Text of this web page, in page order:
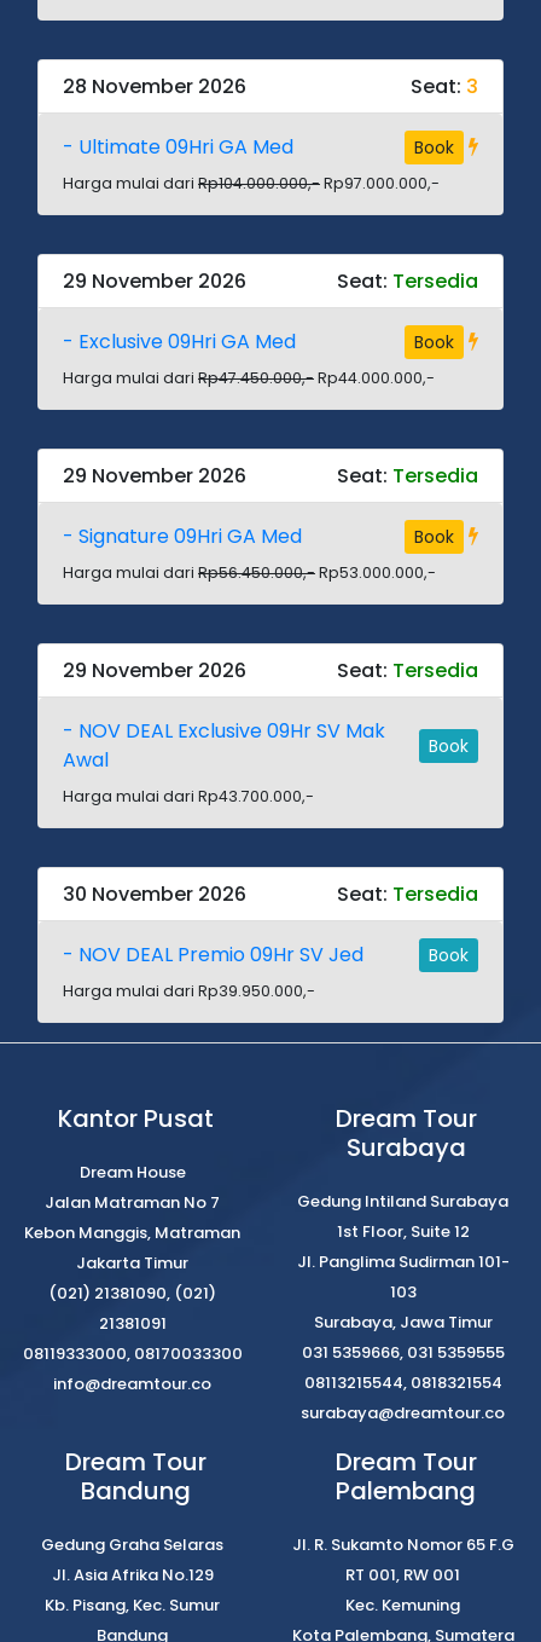
28 November 2026 Seat: 3
- Ultimate 09Hri GA Med Book
Harga mulai dari Rp104.000.000,-Rp97.000.000,-
29 November 2026 Seat: Tersedia
- Exclusive 09Hri GA Med Book
Harga mulai dari Rp47.450.000,-Rp44.000.000,-
29 November 2026 Seat: Tersedia
- Signature 09Hri GA Med Book
Harga mulai dari Rp56.450.000,-Rp53.000.000,-
29 November 2026 Seat: Tersedia
- NOV DEAL Exclusive 09Hr SV Mak
Awal
Book
Harga mulai dari Rp43.700.000,-
30 November 2026 Seat: Tersedia
- NOV DEAL Premio 09Hr SV Jed Book
Harga mulai dari Rp39.950.000,-
Kantor Pusat
Dream House
Jalan Matraman No 7
Kebon Manggis, Matraman
Jakarta Timur
(021) 21381090, (021)
21381091
08119333000, 08170033300
info@dreamtour.co
Dream Tour
Surabaya
Gedung Intiland Surabaya
1st Floor, Suite 12
Jl. Panglima Sudirman 101-
103
Surabaya, Jawa Timur
031 5359666, 031 5359555
08113215544, 0818321554
surabaya@dreamtour.co
Dream Tour
Bandung
Gedung Graha Selaras
Jl. Asia Afrika No.129
Kb. Pisang, Kec. Sumur
Bandung
Dream Tour
Palembang
Jl. R. Sukamto Nomor 65 F.G
RT 001, RW 001
Kec. Kemuning
Kota Palembang, Sumatera